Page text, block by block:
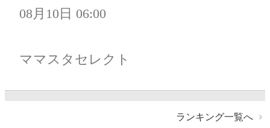
08月10日 06:00
ママスタセレクト
ランキング一覧へ